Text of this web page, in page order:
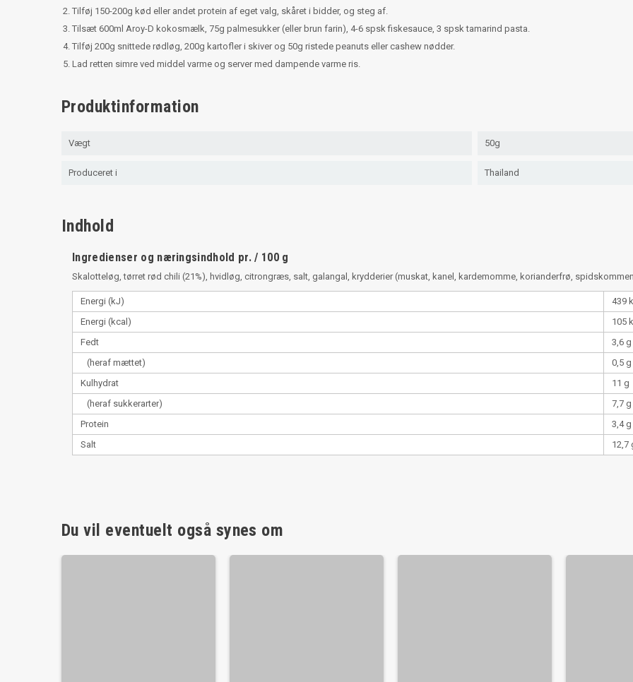
Tilføj 150-200g kød eller andet protein af eget valg, skåret i bidder, og steg af.
Tilsæt 600ml Aroy-D kokosmælk, 75g palmesukker (eller brun farin), 4-6 spsk fiskesauce, 3 spsk tamarind pasta.
Tilføj 200g snittede rødløg, 200g kartofler i skiver og 50g ristede peanuts eller cashew nødder.
Lad retten simre ved middel varme og server med dampende varme ris.
Produktinformation
Vægt 50g
Produceret i Thailand
Indhold
Ingredienser og næringsindhold pr. / 100 g
Skalotteløg, tørret rød chili (21%), hvidløg, citrongræs, salt, galangal, krydderier (muskat, kanel, kardemomme, korianderfrø,
Energi (kJ)
439
Energi (kcal)
105
Fedt
3,6 g
(heraf mættet)
0,5 g
Kulhydrat
11 g
(heraf sukkerarter)
7,7 g
Protein
3,4 g
Salt
12,7
Du vil eventuelt også synes om